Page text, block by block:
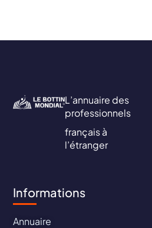
L’annuaire des
professionnels
français à
l’étranger
Informations
Annuaire